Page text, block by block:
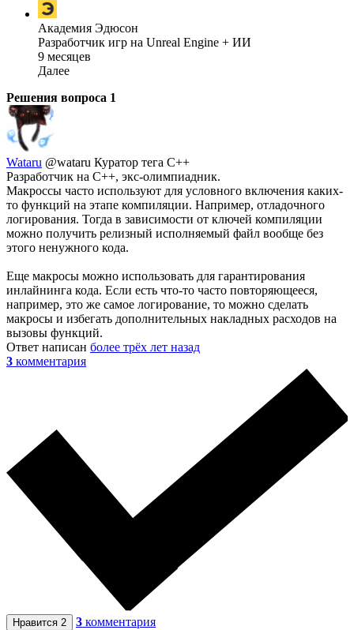
Академия Эдюсон
Разработчик игр на Unreal Engine + ИИ
9 месяцев
Далее
Решения вопроса 1
Wataru @wataru Куратор тега C++
Разработчик на С++, экс-олимпиадник.
Макроссы часто используют для условного включения каких-
то функций на этапе компиляции. Например, отладочного
логирования. Тогда в зависимости от ключей компиляции
можно получить релизный исполняемый файл вообще без
этого ненужного кода.
Еще макросы можно использовать для гарантирования
инлайнинга кода. Если есть что-то часто повторяющееся,
например, это же самое логирование, то можно сделать
макросы и избегать дополнительных накладных расходов на
вызовы функций.
Ответ написан более трёх лет назад
3 комментария
Нравится 2 3 комментария